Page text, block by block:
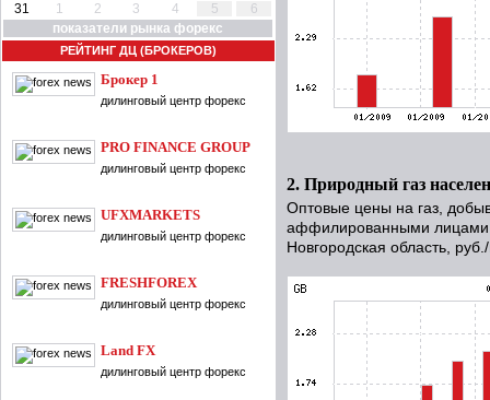
31
1 2 3 4 5
6
показатели рынка форекс
РЕЙТИНГ ДЦ (БРОКЕРОВ)
Брокер 1
дилинговый центр форекс
PRO FINANCE GROUP
дилинговый центр форекс
UFXMARKETS
дилинговый центр форекс
FRESHFOREX
дилинговый центр форекс
Land FX
дилинговый центр форекс
2. Природный газ
Оптовые цены на газ,
аффилированными
Новгородская область,